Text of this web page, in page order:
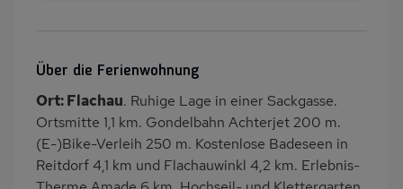
Balkon/Loggia
Kinderspielplatz
PKW-Parkplatz
Dusche
Dusche/WC
Küche
Über die Ferienwohnung
Ort: Flachau. Ruhige Lage in einer Sackgasse.
Ortsmitte 1,1 km. Gondelbahn Achterjet 200 m.
(E-)Bike-Verleih 250 m. Kostenlose Badeseen in
Reitdorf 4,1 km und Flachauwinkl 4,2 km. Erlebnis-